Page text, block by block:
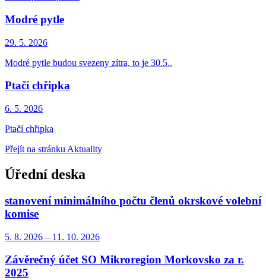
Modré pytle
29. 5. 2026
Modré pytle budou svezeny zítra, to je 30.5..
Ptačí chřipka
6. 5. 2026
Ptačí chřipka
Přejít na stránku Aktuality
Úřední deska
stanovení minimálního počtu členů okrskové volební
komise
5. 8. 2026 – 11. 10. 2026
Závěrečný účet SO Mikroregion Morkovsko za r.
2025